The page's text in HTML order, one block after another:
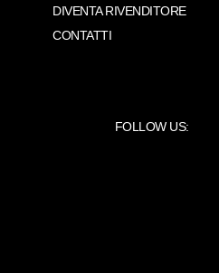
DIVENTA RIVENDITORE
CONTATTI
FOLLOW US: